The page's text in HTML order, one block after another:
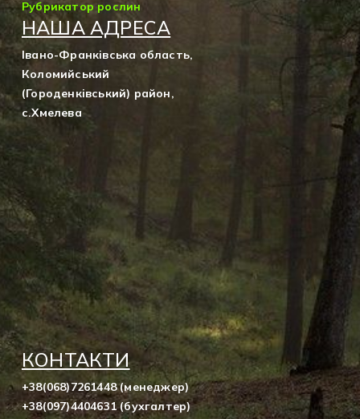
Рубрикатор рослин
НАША АДРЕСА
Івано-Франківська область,
Коломийський
(Городенківський) район,
с.Хмелева
КОНТАКТИ
+38(068)7261448 (менеджер)
+38(097)4404631 (бухгалтер)